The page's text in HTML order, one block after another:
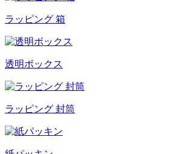
ラッピング 箱
透明ボックス
ラッピング 封筒